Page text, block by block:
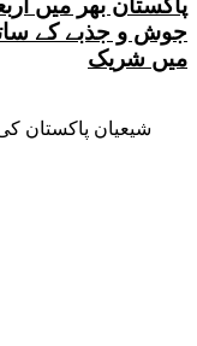
جوش و جذبے کے
میں شریک
شیعیان پاکستان